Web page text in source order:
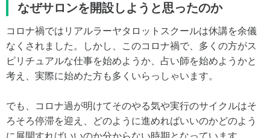
なぜサロンを開設しようと思ったのか
コロナ禍ではリアルラーヤタロットスクールは休講を余儀
なくされました。しかし、このコロナ禍で、多くの方がス
ピリチュアルな仕事を始めようか、占い師を始めようかと
考え、実際に始めた方も多くいらっしゃいます。
でも、コロナ過が明けてそのやる気や実行のサイクルはそ
ろそろ停滞を迎え、どのように進めればいいのかどのよう
に展開すればいいのか分からない時期となっています。